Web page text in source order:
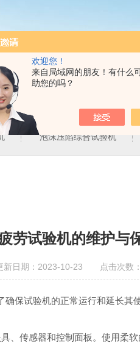
欢迎您！
来自局域网的朋友！有什么
助您的吗？
泡沫压陷综合试验机
劳试验机的维护与
新日期：2023-10-23 点击次数
保试验机的正常运行和延长其
、传感器和控制面板。使用柔